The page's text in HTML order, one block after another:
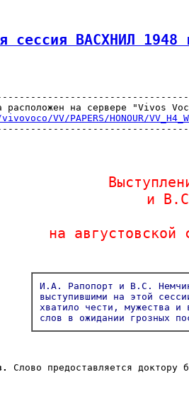
сессия ВАСХНИЛ
расположен на сервере "Vivos
VV/PAPERS/HONOUR/
и
на августовской
И.А. Рапопорт и В.С.
выступившими на этой
хватило чести, мужества и
слов в ожидании грозных
Слово предоставляется доктору